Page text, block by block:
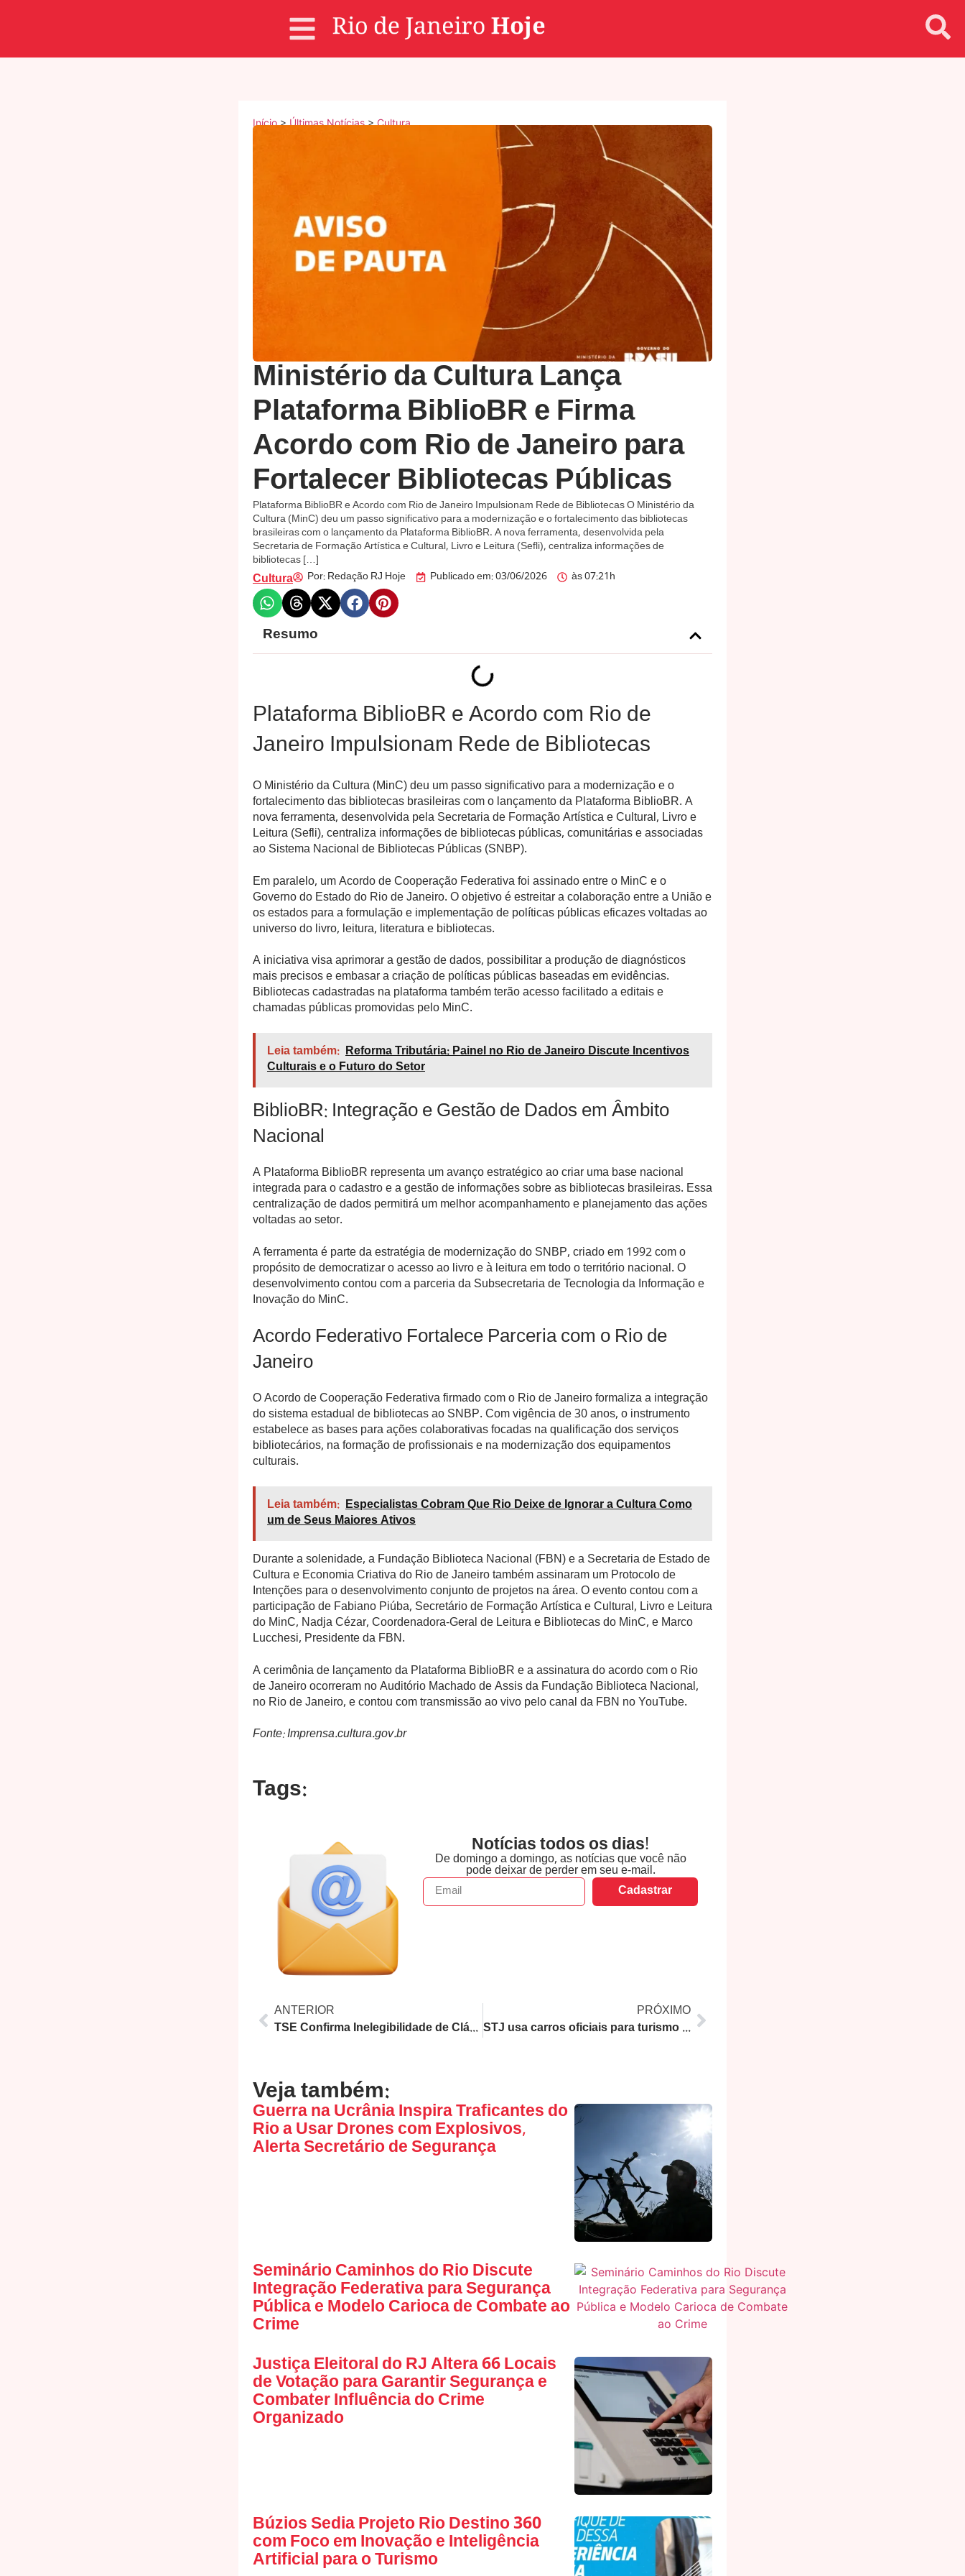
Início>Últimas Notícias>Cultura
Ministério da Cultura Lança
Plataforma BiblioBR e Firma
Acordo com Rio de Janeiro para
Fortalecer Bibliotecas Públicas
Plataforma BiblioBR e Acordo com Rio de Janeiro Impulsionam Rede de Bibliotecas O Ministério da
Cultura (MinC) deu um passo significativo para a modernização e o fortalecimento das bibliotecas
brasileiras com o lançamento da Plataforma BiblioBR. A nova ferramenta, desenvolvida pela
Secretaria de Formação Artística e Cultural, Livro e Leitura (Sefli), centraliza informações de
bibliotecas […]
Cultura Por: Redação RJ Hoje Publicado em:03/06/2026 às07:21h
Resumo
Plataforma BiblioBR e Acordo com Rio de
Janeiro Impulsionam Rede de Bibliotecas
O Ministério da Cultura (MinC) deu um passo significativo para a modernização e o
fortalecimento das bibliotecas brasileiras com o lançamento da Plataforma BiblioBR. A
nova ferramenta, desenvolvida pela Secretaria de Formação Artística e Cultural, Livro e
Leitura (Sefli), centraliza informações de bibliotecas públicas, comunitárias e associadas
ao Sistema Nacional de Bibliotecas Públicas (SNBP).
Em paralelo, um Acordo de Cooperação Federativa foi assinado entre o MinC e o
Governo do Estado do Rio de Janeiro. O objetivo é estreitar a colaboração entre a União e
os estados para a formulação e implementação de políticas públicas eficazes voltadas ao
universo do livro, leitura, literatura e bibliotecas.
A iniciativa visa aprimorar a gestão de dados, possibilitar a produção de diagnósticos
mais precisos e embasar a criação de políticas públicas baseadas em evidências.
Bibliotecas cadastradas na plataforma também terão acesso facilitado a editais e
chamadas públicas promovidas pelo MinC.
Leia também: Reforma Tributária: Painel no Rio de Janeiro Discute Incentivos
Culturais e o Futuro do Setor
BiblioBR: Integração e Gestão de Dados em Âmbito
Nacional
A Plataforma BiblioBR representa um avanço estratégico ao criar uma base nacional
integrada para o cadastro e a gestão de informações sobre as bibliotecas brasileiras. Essa
centralização de dados permitirá um melhor acompanhamento e planejamento das ações
voltadas ao setor.
A ferramenta é parte da estratégia de modernização do SNBP, criado em 1992 com o
propósito de democratizar o acesso ao livro e à leitura em todo o território nacional. O
desenvolvimento contou com a parceria da Subsecretaria de Tecnologia da Informação e
Inovação do MinC.
Acordo Federativo Fortalece Parceria com o Rio de
Janeiro
O Acordo de Cooperação Federativa firmado com o Rio de Janeiro formaliza a integração
do sistema estadual de bibliotecas ao SNBP. Com vigência de 30 anos, o instrumento
estabelece as bases para ações colaborativas focadas na qualificação dos serviços
bibliotecários, na formação de profissionais e na modernização dos equipamentos
culturais.
Leia também: Especialistas Cobram Que Rio Deixe de Ignorar a Cultura Como
um de Seus Maiores Ativos
Durante a solenidade, a Fundação Biblioteca Nacional (FBN) e a Secretaria de Estado de
Cultura e Economia Criativa do Rio de Janeiro também assinaram um Protocolo de
Intenções para o desenvolvimento conjunto de projetos na área. O evento contou com a
participação de Fabiano Piúba, Secretário de Formação Artística e Cultural, Livro e Leitura
do MinC, Nadja Cézar, Coordenadora-Geral de Leitura e Bibliotecas do MinC, e Marco
Lucchesi, Presidente da FBN.
A cerimônia de lançamento da Plataforma BiblioBR e a assinatura do acordo com o Rio
de Janeiro ocorreram no Auditório Machado de Assis da Fundação Biblioteca Nacional,
no Rio de Janeiro, e contou com transmissão ao vivo pelo canal da FBN no YouTube.
Fonte: Imprensa.cultura.gov.br
Tags:
Notícias todos os dias!
De domingo a domingo, as notícias que você não
pode deixar de perder em seu e-mail.
Cadastrar
ANTERIOR
TSE Confirma Inelegibilidade de Cláudio Castro até 2030 Após Negar Recursos
PRÓXIMO
STJ usa carros oficiais para turismo de convidados estrangeiros no Rio de Janeiro em evento sobre ética judicial
Veja também:
Guerra na Ucrânia Inspira Traficantes do
Rio a Usar Drones com Explosivos,
Alerta Secretário de Segurança
Seminário Caminhos do Rio Discute
Integração Federativa para Segurança
Pública e Modelo Carioca de Combate ao
Crime
Justiça Eleitoral do RJ Altera 66 Locais
de Votação para Garantir Segurança e
Combater Influência do Crime
Organizado
Búzios Sedia Projeto Rio Destino 360
com Foco em Inovação e Inteligência
Artificial para o Turismo